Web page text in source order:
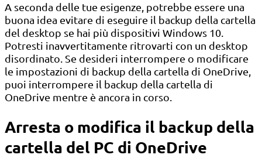
A seconda delle tue esigenze, potrebbe essere una
buona idea evitare di eseguire il backup della cartella
del desktop se hai più dispositivi Windows 10.
Potresti inavvertitamente ritrovarti con un desktop
disordinato. Se desideri interrompere o modificare
le impostazioni di backup della cartella di OneDrive,
puoi interrompere il backup della cartella di
OneDrive mentre è ancora in corso.
Arresta o modifica il backup della
cartella del PC di OneDrive